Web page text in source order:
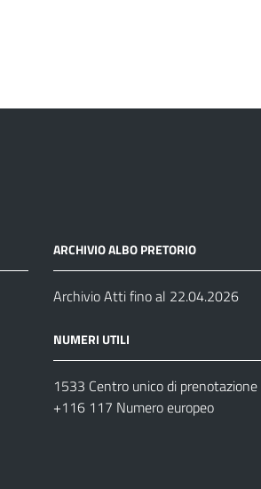
ARCHIVIO ALBO PRETORIO
Archivio Atti fino al 22.04.2026
NUMERI UTILI
1533 Centro unico di prenotazione
+116 117 Numero europeo